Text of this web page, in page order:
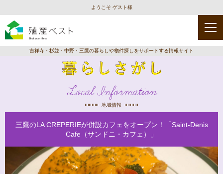
ようこそ ゲスト様
吉祥寺・杉並・中野・三鷹の暮らしや物件探しをサポートする情報サイト
Local Information
地域情報
三鷹のLA CREPERIEが併設カフェをオープン！「Saint-Denis
Cafe（サンドニ・カフェ）」